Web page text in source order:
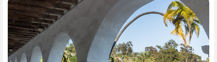
девушек в ад, поэтому ведьмы решают
найти кого-то, кому можно передать эти
"подарки". "Это развлекательная,
аттракционная, комедийная история, –
объясняет режиссер Максим Зыков.